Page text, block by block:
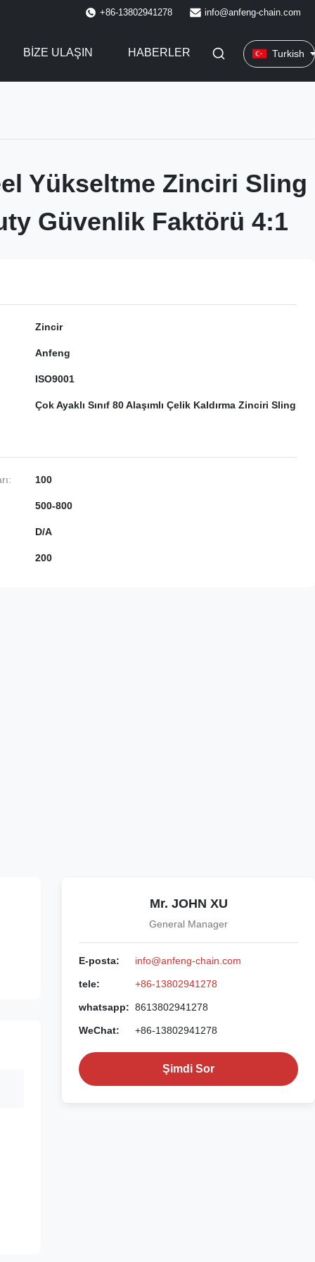
+86-13802941278 info@anfeng-chain.com
BIZE ULAŞIN HABERLER Turkish
Yükseltme Zinciri Sling
Güvenlik Faktörü 4:1
Zincir
Anfeng
ISO9001
Çok Ayaklı Sınıf 80 Alaşımlı Çelik Kaldırma Zinciri Sling
100
500-800
D/A
200
Mr. JOHN XU
General Manager
E-posta: info@anfeng-chain.com
tele: +86-13802941278
whatsapp: 8613802941278
WeChat: +86-13802941278
Şimdi Sor